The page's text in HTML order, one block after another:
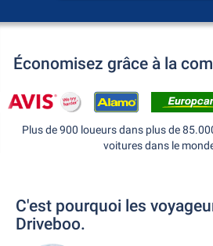
Économisez grâce à la
Plus de 900 loueurs dans plus de
voitures dans le
C'est pourquoi les
Driveboo.